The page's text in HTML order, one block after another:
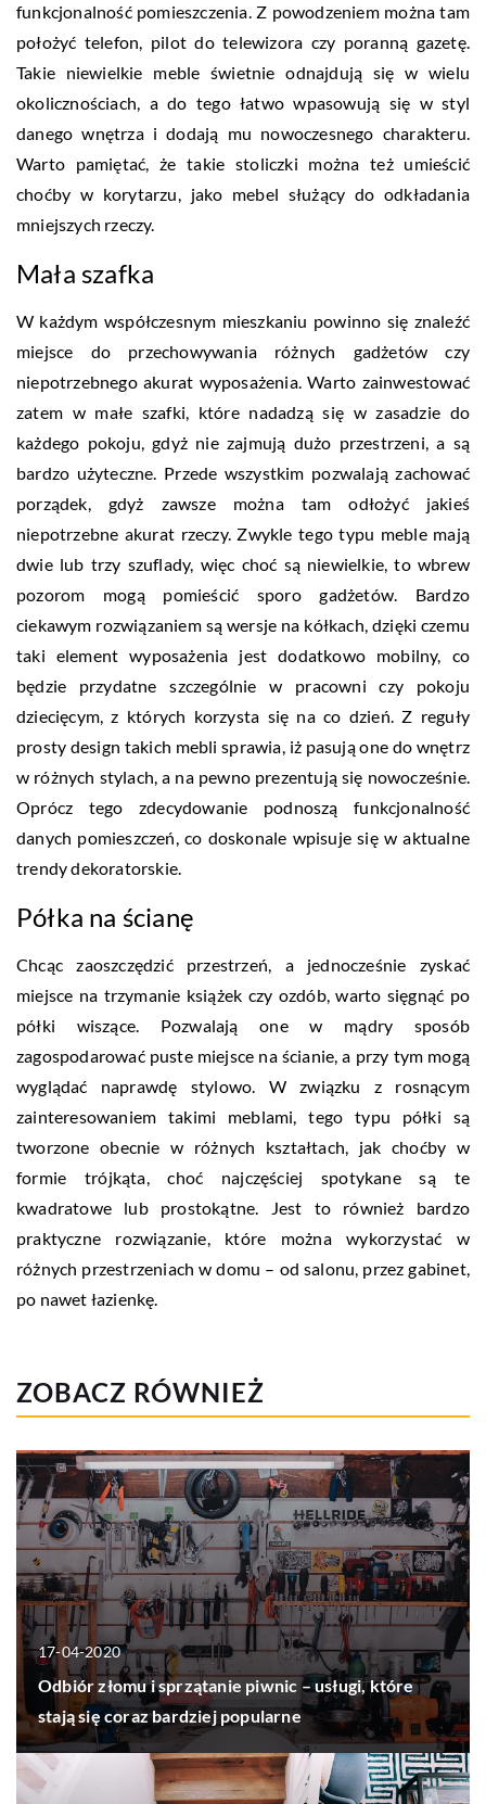
funkcjonalność pomieszczenia. Z powodzeniem można tam
położyć telefon, pilot do telewizora czy poranną gazetę.
Takie niewielkie meble świetnie odnajdują się w wielu
okolicznościach, a do tego łatwo wpasowują się w styl
danego wnętrza i dodają mu nowoczesnego charakteru.
Warto pamiętać, że takie stoliczki można też umieścić
choćby w korytarzu, jako mebel służący do odkładania
mniejszych rzeczy.
Mała szafka
W każdym współczesnym mieszkaniu powinno się znaleźć
miejsce do przechowywania różnych gadżetów czy
niepotrzebnego akurat wyposażenia. Warto zainwestować
zatem w małe szafki, które nadadzą się w zasadzie do
każdego pokoju, gdyż nie zajmują dużo przestrzeni, a są
bardzo użyteczne. Przede wszystkim pozwalają zachować
porządek, gdyż zawsze można tam odłożyć jakieś
niepotrzebne akurat rzeczy. Zwykle tego typu meble mają
dwie lub trzy szuflady, więc choć są niewielkie, to wbrew
pozorom mogą pomieścić sporo gadżetów. Bardzo
ciekawym rozwiązaniem są wersje na kółkach, dzięki czemu
taki element wyposażenia jest dodatkowo mobilny, co
będzie przydatne szczególnie w pracowni czy pokoju
dziecięcym, z których korzysta się na co dzień. Z reguły
prosty design takich mebli sprawia, iż pasują one do wnętrz
w różnych stylach, a na pewno prezentują się nowocześnie.
Oprócz tego zdecydowanie podnoszą funkcjonalność
danych pomieszczeń, co doskonale wpisuje się w aktualne
trendy dekoratorskie.
Półka na ścianę
Chcąc zaoszczędzić przestrzeń, a jednocześnie zyskać
miejsce na trzymanie książek czy ozdób, warto sięgnąć po
półki wiszące. Pozwalają one w mądry sposób
zagospodarować puste miejsce na ścianie, a przy tym mogą
wyglądać naprawdę stylowo. W związku z rosnącym
zainteresowaniem takimi meblami, tego typu półki są
tworzone obecnie w różnych kształtach, jak choćby w
formie trójkąta, choć najczęściej spotykane są te
kwadratowe lub prostokątne. Jest to również bardzo
praktyczne rozwiązanie, które można wykorzystać w
różnych przestrzeniach w domu – od salonu, przez gabinet,
po nawet łazienkę.
ZOBACZ RÓWNIEŻ
17-04-2020
Odbiór złomu i sprzątanie piwnic – usługi, które
stają się coraz bardziej popularne